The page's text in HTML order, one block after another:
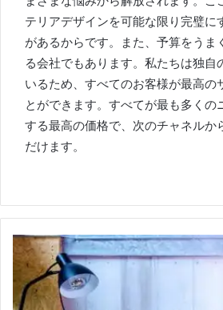
テリアデザインを可能な限り完璧に
があるからです。
また、予算をうま
る会社でもあります。 私たちは独自
いるため、すべてのお客様が最高の
とができます。 すべてが最も多くの
する最高の価格で、次のチャネルか
だけます。